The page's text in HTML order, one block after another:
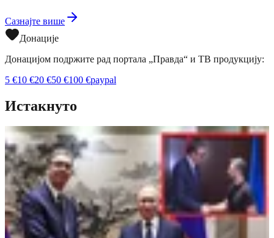
Сазнајте више
Донације
Донацијом подржите рад портала „Правда“ и ТВ продукцију:
5 €10 €20 €50 €100 €paypal
Истакнуто